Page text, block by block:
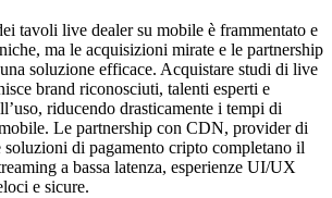
tavoli live dealer su mobile è frammentato e
ma le acquisizioni mirate e le partnership
soluzione efficace. Acquistare studi di live
brand riconosciuti, talenti esperti e
riducendo drasticamente i tempi di
Le partnership con CDN, provider di
soluzioni di pagamento cripto completano il
a bassa latenza, esperienze UI/UX
e sicure.